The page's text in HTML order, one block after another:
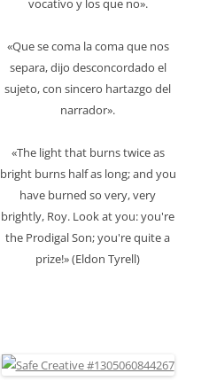
vocativo y los que no».
«Que se coma la coma que nos
separa, dijo desconcordado el
sujeto, con sincero hartazgo del
narrador».
«The light that burns twice as
bright burns half as long; and you
have burned so very, very
brightly, Roy. Look at you: you're
the Prodigal Son; you're quite a
prize!» (Eldon Tyrell)